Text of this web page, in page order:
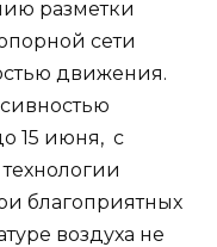
разметки
сети
движения.
15 июня, с
благоприятных
воздуха не